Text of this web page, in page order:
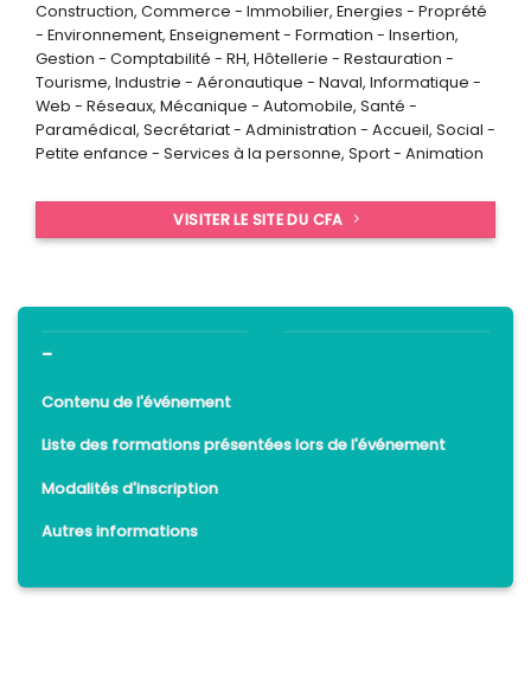
Construction, Commerce - Immobilier, Energies - Proprété
- Environnement, Enseignement - Formation - Insertion,
Gestion - Comptabilité - RH, Hôtellerie - Restauration -
Tourisme, Industrie - Aéronautique - Naval, Informatique -
Web - Réseaux, Mécanique - Automobile, Santé -
Paramédical, Secrétariat - Administration - Accueil, Social -
Petite enfance - Services à la personne, Sport - Animation
VISITER LE SITE DU CFA
-
Contenu de l'événement
Liste des formations présentées lors de l'événement
Modalités d'inscription
Autres informations